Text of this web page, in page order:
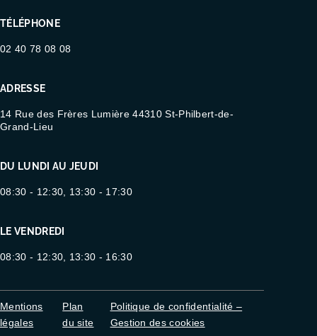
TÉLÉPHONE
02 40 78 08 08
ADRESSE
14 Rue des Frères Lumière 44310 St-Philbert-de-
Grand-Lieu
DU LUNDI AU JEUDI
08:30 - 12:30, 13:30 - 17:30
LE VENDREDI
08:30 - 12:30, 13:30 - 16:30
Mentions
légales
Plan
du site
Politique de confidentialité –
Gestion des cookies